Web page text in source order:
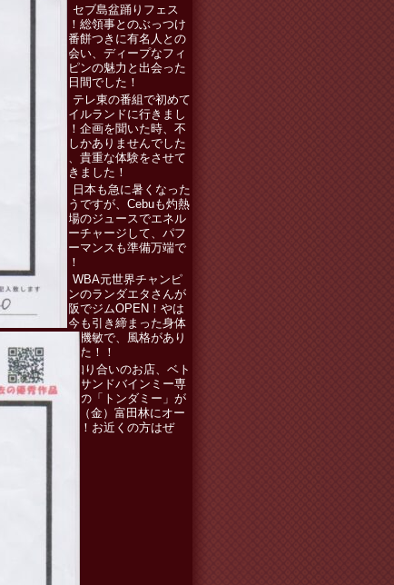
セブ島盆踊りフェス
へ！総領事とのぶっつけ
本番餅つきに有名人との
出会い、ディープなフィ
リピンの魅力と出会った
数日間でした！
テレ東の番組で初めて
アイルランドに行きまし
た！企画を聞いた時、不
安しかありませんでした
が、貴重な体験をさせて
頂きました！
日本も急に暑くなった
ようですが、Cebuも灼熱
本場のジュースでエネル
ギーチャージして、パフ
ォーマンスも準備万端で
す！
WBA元世界チャンピ
オンのランダエタさんが
大阪でジムOPEN！やは
り今も引き締まった身体
で、機敏で、風格があり
ました！！
知り合いのお店、ベト
ナムサンドバインミー専
門店の「トンダミー」が
5.15（金）富田林にオー
プン！お近くの方はぜ